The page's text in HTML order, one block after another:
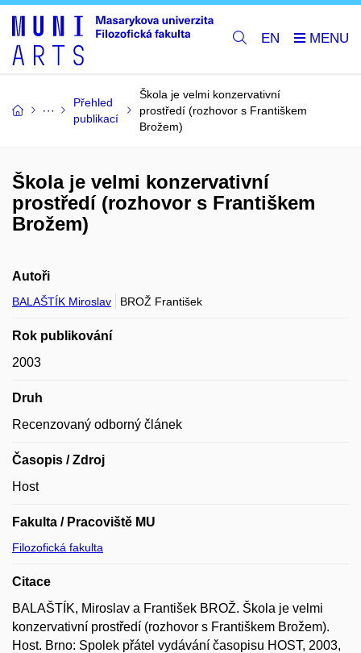
EN
Přehled
publikací
Škola je velmi konzervativní
prostředí (rozhovor s Františkem
Brožem)
Škola je velmi konzervativní
prostředí (rozhovor s Františkem
Brožem)
Autoři
BALAŠTÍK Miroslav BROŽ František
Rok publikování
2003
Druh
Recenzovaný odborný článek
Časopis / Zdroj
Host
Fakulta / Pracoviště MU
Filozofická fakulta
Citace
BALAŠTÍK, Miroslav a František BROŽ. Škola je velmi
konzervativní prostředí (rozhovor s Františkem Brožem).
Host. Brno: Spolek přátel vydávání časopisu HOST, 2003,